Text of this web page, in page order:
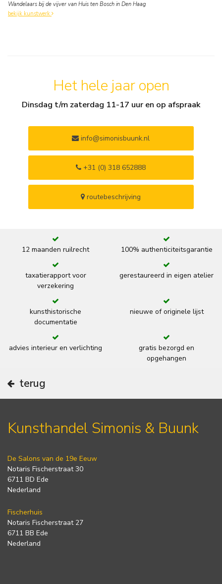
Wandelaars bij de vijver van Huis ten Bosch in Den Haag
bekijk kunstwerk
Het hele jaar open
Dinsdag t/m zaterdag 11-17 uur en op afspraak
info@simonisbuunk.nl
+31 (0) 318 652888
routebeschrijving
12 maanden ruilrecht 100% authenticiteitsgarantie
taxatierapport voor
verzekering
gerestaureerd in eigen atelier
kunsthistorische
documentatie
nieuwe of originele lijst
advies interieur en verlichting
gratis bezorgd en
opgehangen
terug
Kunsthandel Simonis & Buunk
De Salons van de 19e Eeuw
Notaris Fischerstraat 30
6711 BD Ede
Nederland
Fischerhuis
Notaris Fischerstraat 27
6711 BB Ede
Nederland